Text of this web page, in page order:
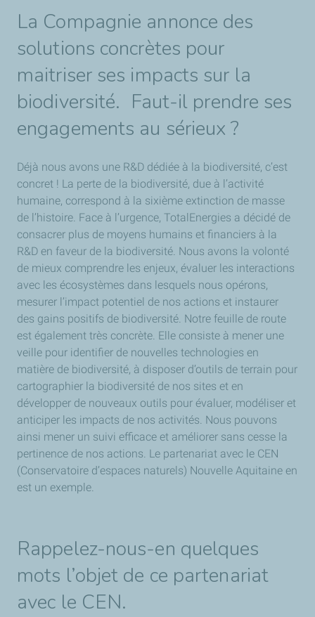
La Compagnie annonce des
solutions concrètes pour
maitriser ses impacts sur la
biodiversité. Faut-il prendre ses
engagements au sérieux ?
Déjà nous avons une R&D dédiée à la biodiversité, c’est
concret ! La perte de la biodiversité, due à l’activité
humaine, correspond à la sixième extinction de masse
de l’histoire. Face à l’urgence, TotalEnergies a décidé de
consacrer plus de moyens humains et financiers à la
R&D en faveur de la biodiversité. Nous avons la volonté
de mieux comprendre les enjeux, évaluer les interactions
avec les écosystèmes dans lesquels nous opérons,
mesurer l’impact potentiel de nos actions et instaurer
des gains positifs de biodiversité. Notre feuille de route
est également très concrète. Elle consiste à mener une
veille pour identifier de nouvelles technologies en
matière de biodiversité, à disposer d’outils de terrain pour
cartographier la biodiversité de nos sites et en
développer de nouveaux outils pour évaluer, modéliser et
anticiper les impacts de nos activités. Nous pouvons
ainsi mener un suivi efficace et améliorer sans cesse la
pertinence de nos actions. Le partenariat avec le CEN
(Conservatoire d’espaces naturels) Nouvelle Aquitaine en
est un exemple.
Rappelez-nous-en quelques
mots l’objet de ce partenariat
avec le CEN.